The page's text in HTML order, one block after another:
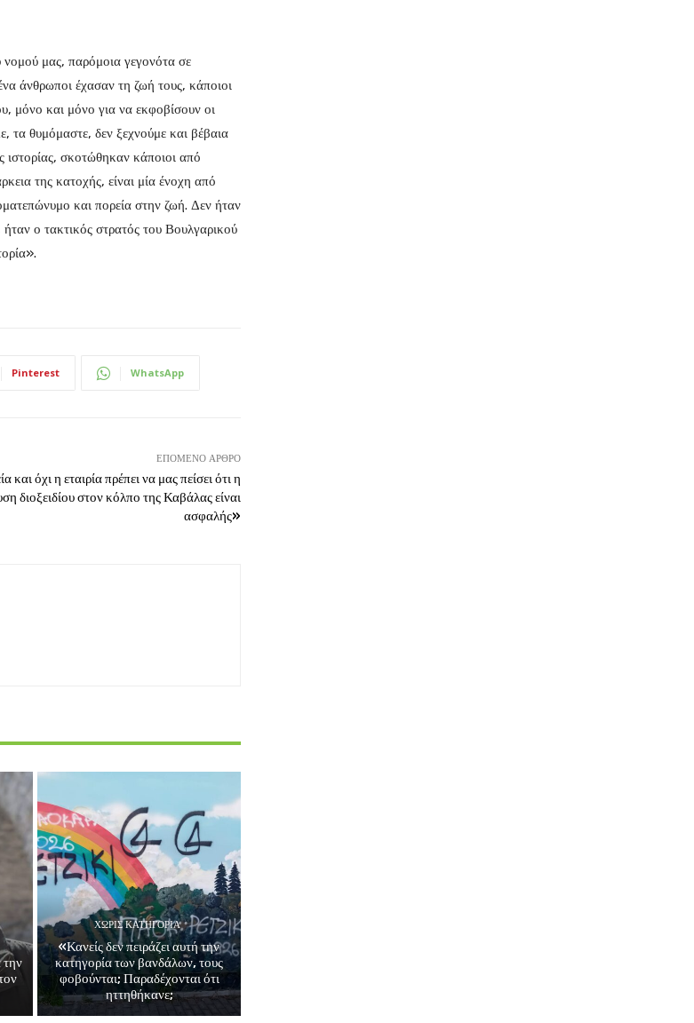
νομού μας, παρόμοια γεγονότα σε
άνθρωποι έχασαν τη ζωή τους, κάποιοι
μόνο και μόνο για να εκφοβίσουν οι
τα θυμόμαστε, δεν ξεχνούμε και βέβαια
σκοτώθηκαν κάποιοι από
της κατοχής, είναι μία ένοχη από
και πορεία στην ζωή. Δεν ήταν
ο τακτικός στρατός του Βουλγαρικού
Pinterest WhatsApp
ΕΠΌΜΕΝΟ ΆΡΘΡΟ
και όχι η εταιρία πρέπει να μας πείσει ότι η
διοξειδίου στον κόλπο της Καβάλας είναι
ασφαλής»
την
ΧΩΡΊΣ ΚΑΤΗΓΟΡΊΑ
«Κανείς δεν πειράζει αυτή την
κατηγορία των βανδάλων, τους
φοβούνται; Παραδέχονται ότι
ηττηθήκανε;